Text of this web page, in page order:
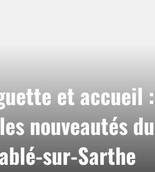
et accueil :
nouveautés du
sur-Sarthe